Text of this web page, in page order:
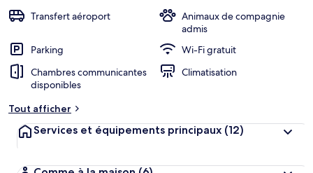
Transfert aéroport
Animaux de compagnie
admis
Parking
Wi-Fi gratuit
Chambres communicantes
disponibles
Climatisation
Tout afficher
Services et équipements principaux (12)